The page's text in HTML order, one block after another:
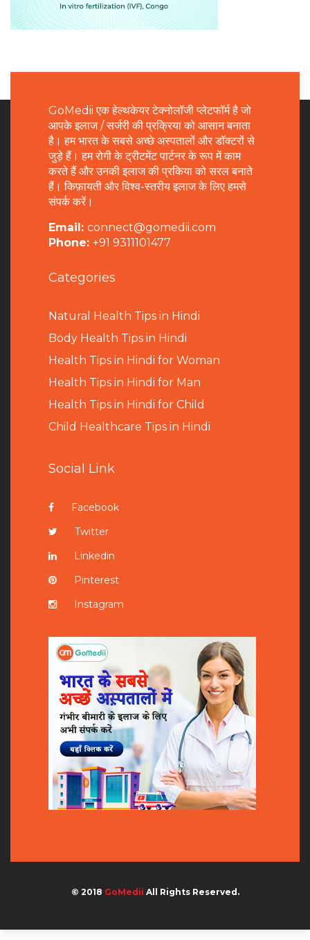
GoMedii एक हेल्थकेयर टेक्नोलॉजी प्लेटफॉर्म है जो
आपके इलाज / सर्जरी की प्रक्रिया को आसान बनाता
है। हम भारत के सबसे अच्छे अस्पतालों और डॉक्टरों से
जुड़े हैं। हम रोगी के ट्रीटमेंट पार्टनर के रूप में काम
करते हैं और उनकी इलाज की प्रकिया को सरल बनाते
हैं। किफ़ायती और विश्व-स्तरीय इलाज के लिए हमसे
संपर्क करें।
Email: connect@gomedii.com
Phone: +91 9311101477
Categories
Natural Health Tips in Hindi
Body Health Tips in Hindi
Health Tips in Hindi for Woman
Health Tips in Hindi for Man
Health Tips in Hindi for Child
Child Healthcare Tips in Hindi
Social Link
Facebook
Twitter
Linkedin
Pinterest
Instagram
© 2018 GoMedii All Rights Reserved.